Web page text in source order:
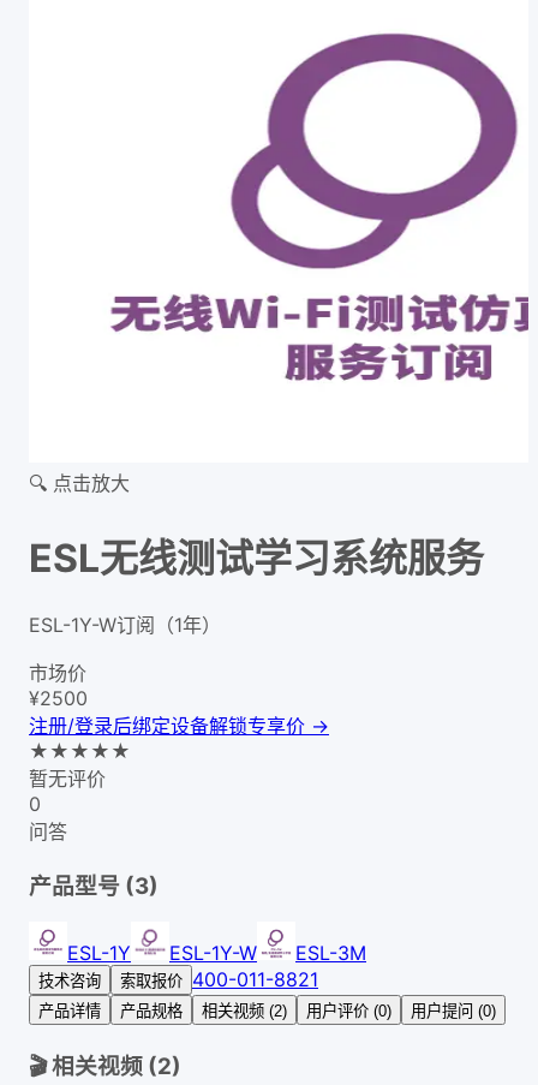
🔍 点击放大
ESL无线测试学习系统服务
ESL-1Y-W订阅（1年）
市场价
¥2500
注册/登录后绑定设备解锁专享价 →
★ ★ ★ ★ ★
暂无评价
0
问答
产品型号 (3)
ESL-1Y ESL-1Y-W ESL-3M
技术咨询 索取报价 400-011-8821
产品详情 产品规格 相关视频 (2) 用户评价 (0) 用户提问 (0)
🎬 相关视频 (2)